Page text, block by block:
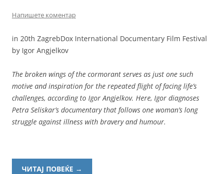
Напишете коментар
in 20th ZagrebDox International Documentary Film Festival
by Igor Angjelkov
The broken wings of the cormorant serves as just one such
motive and inspiration for the repeated flight of facing life’s
challenges, according to Igor Angjelkov. Here, Igor diagnoses
Petra Seliskar’s documentary that follows one woman’s long
struggle against illness with bravery and humour.
ЧИТАЈ ПОВЕЌЕ →